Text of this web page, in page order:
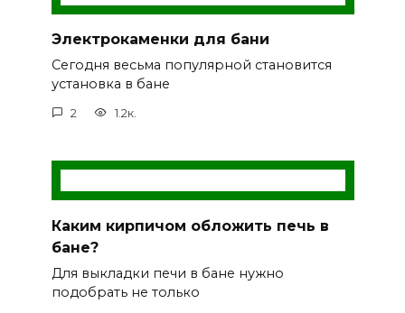
Электрокаменки для бани
Сегодня весьма популярной становится
установка в бане
2 1.2к.
Каким кирпичом обложить печь в
бане?
Для выкладки печи в бане нужно
подобрать не только